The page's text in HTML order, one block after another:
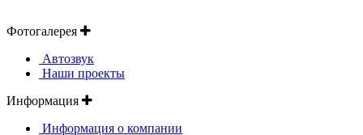
Фотогалерея
Автозвук
Наши проекты
Информация
Информация о компании